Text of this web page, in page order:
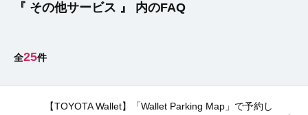
『 その他サービス 』 内のFAQ
25
【TOYOTA Wallet】「Wallet Parking Map」で予約し